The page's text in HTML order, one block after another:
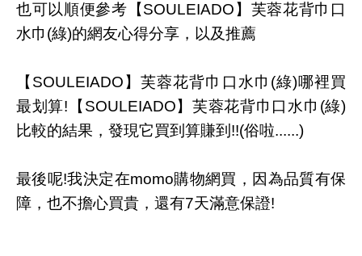
也可以順便參考【SOULEIADO】芙蓉花背巾口
水巾(綠)的網友心得分享，以及推薦
【SOULEIADO】芙蓉花背巾口水巾(綠)哪裡買
最划算!【SOULEIADO】芙蓉花背巾口水巾(綠)
比較的結果，發現它買到算賺到!!(俗啦......)
最後呢!我決定在momo購物網買，因為品質有保
障，也不擔心買貴，還有7天滿意保證!